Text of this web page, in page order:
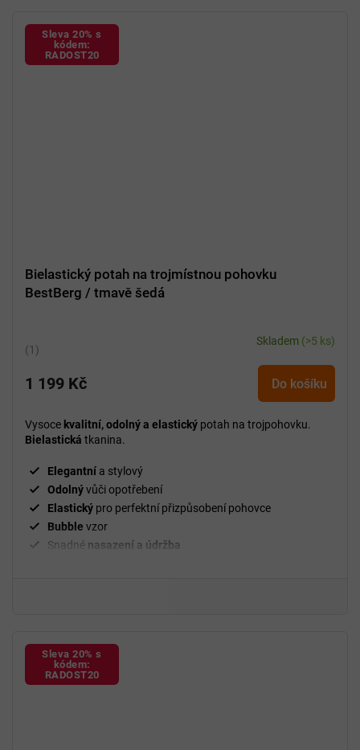
Sleva 20% s
kódem:
RADOST20
Bielastický potah na trojmístnou pohovku
BestBerg / tmavě šedá
Průměrné
produktu
5,0
z
hvězdiček.
Skladem (>5 ks)
1 199 Kč Do košíku
Vysoce kvalitní, odolný a elastický potah na trojpohovku.
Bielastická tkanina.
Elegantní a stylový
Odolnývůči opotřebení
Elastický pro perfektní přizpůsobení pohovce
Bubble vzor
Snadné nasazení a údržba
Sleva 20% s
kódem:
RADOST20